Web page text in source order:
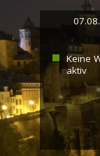
Keine
aktiv